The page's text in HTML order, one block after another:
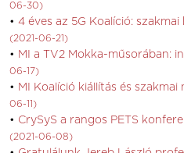
06-30)
4 éves az 5G Koalíció: szakmai
(2021-06-21)
MI a TV2 Mokka-műsorában:
06-17)
MI Koalíció kiállítás és szakmai
06-11)
CrySyS a rangos PETS
(2021-06-08)